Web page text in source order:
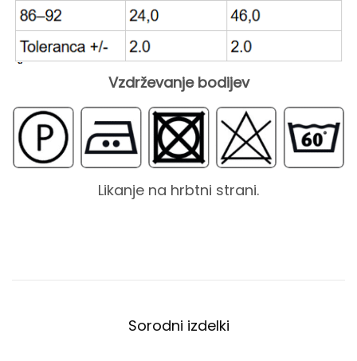
Vzdrževanje bodijev
Likanje na hrbtni strani.
Sorodni izdelki